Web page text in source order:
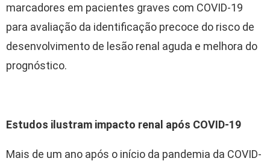
marcadores em pacientes graves com COVID-19
para avaliação da identificação precoce do risco de
desenvolvimento de lesão renal aguda e melhora do
prognóstico.
Estudos ilustram impacto renal após COVID-19
Mais de um ano após o início da pandemia da COVID-